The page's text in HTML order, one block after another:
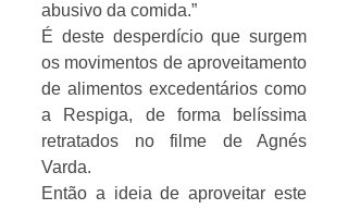
abusivo da comida.”
É deste desperdício que surgem
os movimentos de aproveitamento
de alimentos excedentários como
a Respiga, de forma belíssima
retratados no filme de Agnés
Varda.
Então a ideia de aproveitar este